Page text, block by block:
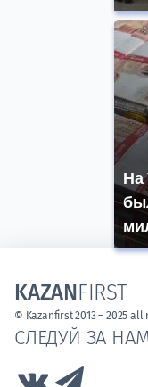
На
СЛЕДУЙ ЗА
Link to Vk
KAZANFIRST
© Kazanfirst 2013 – 2025 all